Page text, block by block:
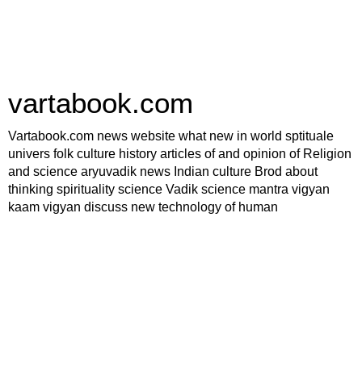
vartabook.com
Vartabook.com news website what new in world sptituale
univers folk culture history articles of and opinion of Religion
and science aryuvadik news Indian culture Brod about
thinking spirituality science Vadik science mantra vigyan
kaam vigyan discuss new technology of human